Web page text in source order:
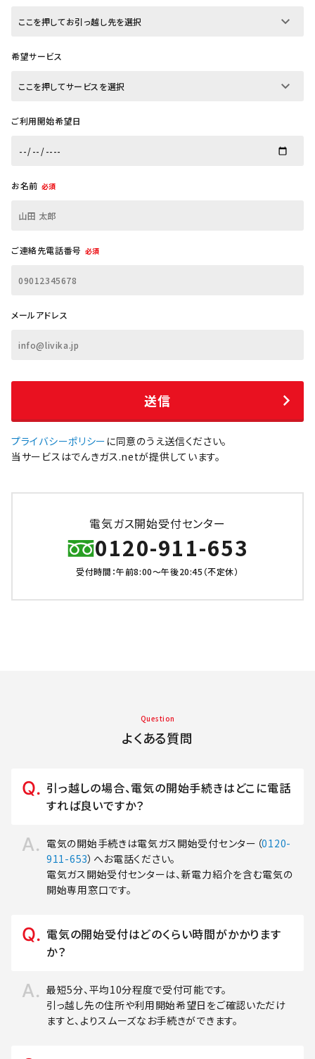
希望サービス
ご利用開始希望日
お名前 必須
ご連絡先電話番号 必須
メールアドレス
プライバシーポリシー に同意のうえ送信ください。
当サービスはでんきガス.netが提供しています。
電気ガス開始受付センター
0120-911-653
受付時間：午前8:00～午後20:45（不定休）
Question
よくある質問
引っ越しの場合、電気の開始手続きはどこに電話
すれば良いですか？
電気の開始手続きは電気ガス開始受付センター（0120-
911-653）へお電話ください。
電気ガス開始受付センターは、新電力紹介を含む電気の
開始専用窓口です。
電気の開始受付はどのくらい時間がかかります
か？
最短5分、平均10分程度で受付可能です。
引っ越し先の住所や利用開始希望日をご確認いただけ
ますと、よりスムーズなお手続きができます。